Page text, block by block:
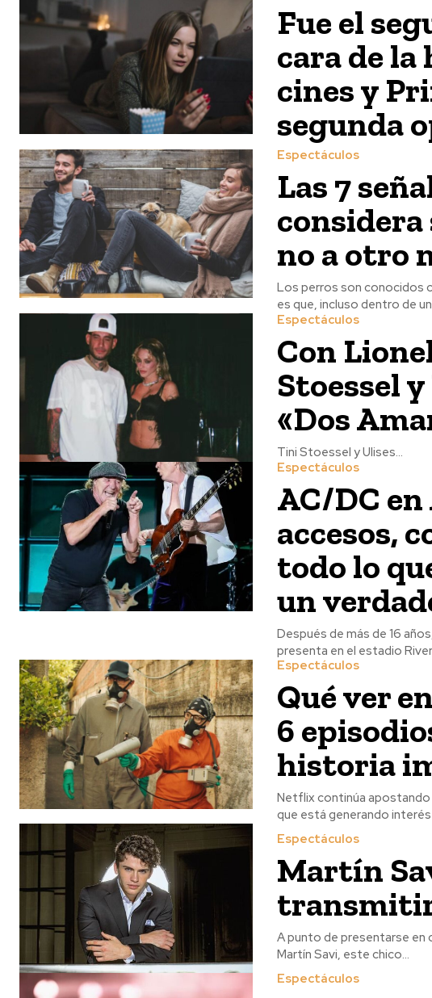
Fue el
cara de
cines y
segunda
Espectáculos
Las 7
no a otro
Los perros son conocidos
es que, incluso dentro de
Espectáculos
Con
Stoessel
«Dos
Tini Stoessel y Ulises...
Espectáculos
AC/DC
accesos,
todo lo
un
Después de más de 16
presenta en el estadio
Espectáculos
Qué ver
6
historia
Netflix continúa apostando
que está generando interés
Espectáculos
Martín
A punto de presentarse en
Martín Savi, este chico...
Espectáculos